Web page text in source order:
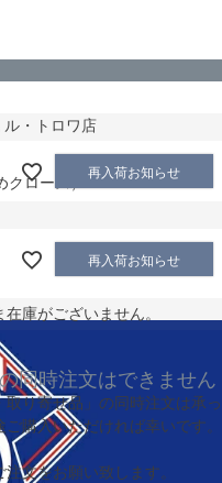
・トロワ店
ローズ）
再入荷お知らせ
再入荷お知らせ
庫がございません。
同時注文はできません
り寄せ品」 の同時注文は承っ
購入いただければ幸いです。
注文をお願い致します。